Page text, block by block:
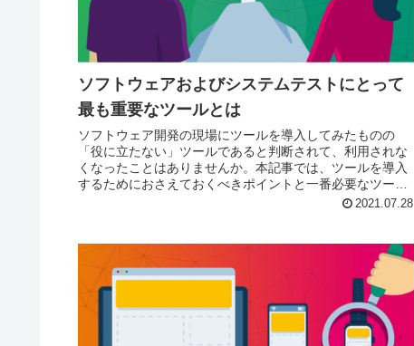
ソフトウェアおよびシステムテストにとって
最も重要なツールとは
ソフトウェア開発の現場にツールを導入してみたものの
「役に立たない」ツールであると判断されて、利用されな
くなったことはありませんか。本記事では、ツールを導入
するためにおさえておくべきポイントと一番必要なツール
2021.07.28